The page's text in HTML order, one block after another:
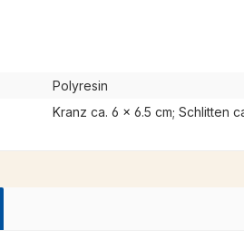
Polyresin
Kranz ca. 6 × 6.5 cm; Schlitten